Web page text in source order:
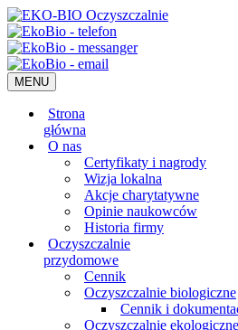
MENU
Strona
główna
O nas
Certyfikaty i nagrody
Wizja lokalna
Akcje charytatywne
Opinie naukowców
Historia firmy
Oczyszczalnie
przydomowe
Cennik
Oczyszczalnie biologiczne
Cennik i
Oczyszczalnie